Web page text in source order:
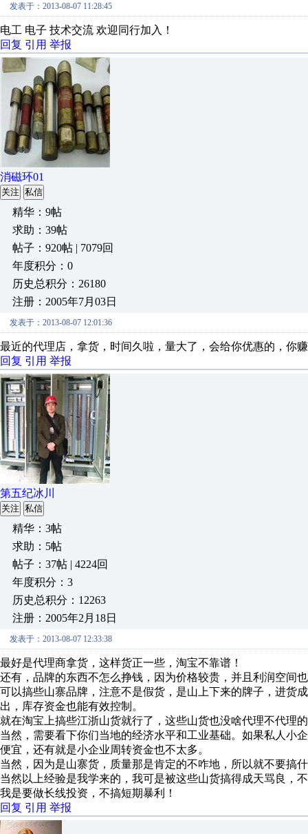
发表于：2013-08-07 11:28:45
电工 电子 技术交流 欢迎同行加入！
回复 引用 举报
消磁环01
关注 私信
精华：9帖
求助：39帖
帖子：920帖 | 7079回
年度积分：0
历史总积分：26180
注册：2005年7月03日
发表于：2013-08-07 12:01:36
最近的代理店，拿货，时间久啦，量大了，会给你优惠的，你
回复 引用 举报
第五纪冰川
关注 私信
精华：3帖
求助：5帖
帖子：37帖 | 4224回
年度积分：3
历史总积分：12263
注册：2005年2月18日
发表于：2013-08-07 12:33:38
最好是代理商拿货，这样货正一些，淘宝不靠谱！
还有，品牌的东西不怎么挣钱，因为价格较贵，并且利润空间
可以搞些山寨品牌，注意不是假货，是山上下来的牌子，进货
出，库存资金也能有效控制。
就在淘宝上搞些江浙山货就行了，这些山货也没啥代理不代理
当然，需要看下你们当地的经济水平和工业基础。如果私人小
便宜，还有就是小企业周转资金也不太多。
当然，因为是山寨货，质量那是肯定的不咋地，所以就不要搞
当然以上经验是我学来的，我可是被这些山货搞得成天骂良，
我是要做长线投资，不搞短期暴利！
回复 引用 举报